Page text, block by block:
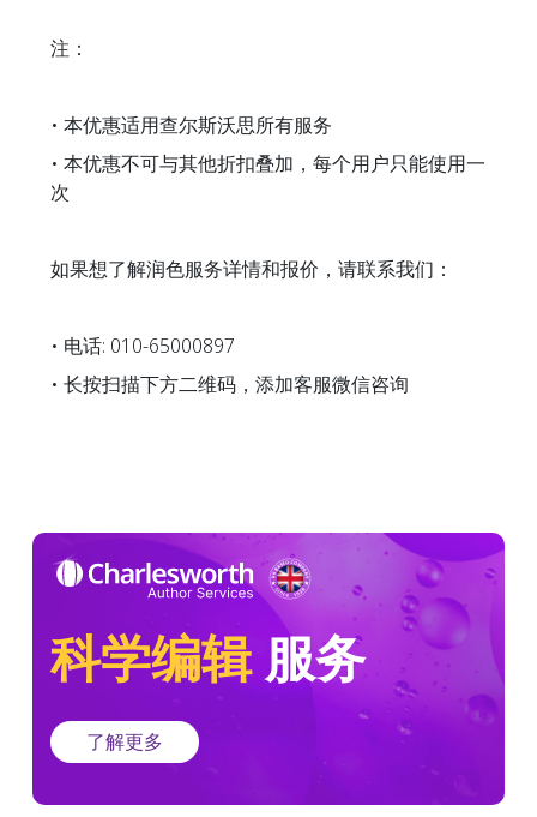
注：
• 本优惠适用查尔斯沃思所有服务
• 本优惠不可与其他折扣叠加，每个用户只能使用一
次
如果想了解润色服务详情和报价，请联系我们：
• 电话: 010-65000897
• 长按扫描下方二维码，添加客服微信咨询
科学编辑服务
了解更多